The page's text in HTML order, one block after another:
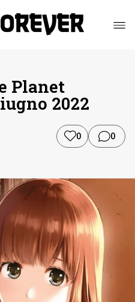
Planet
2022
0 0